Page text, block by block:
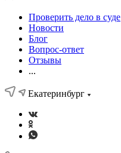
Проверить дело в суде
Новости
Блог
Вопрос-ответ
Отзывы
...
Екатеринбург